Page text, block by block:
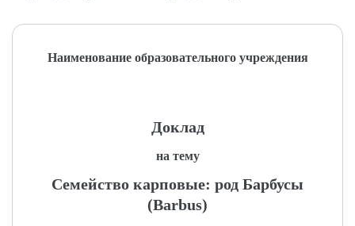
Наименование образовательного учреждения
Доклад
на тему
Семейство карповые: род Барбусы
(Barbus)